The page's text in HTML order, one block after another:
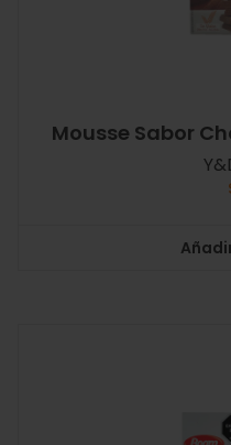
Mousse Sabor